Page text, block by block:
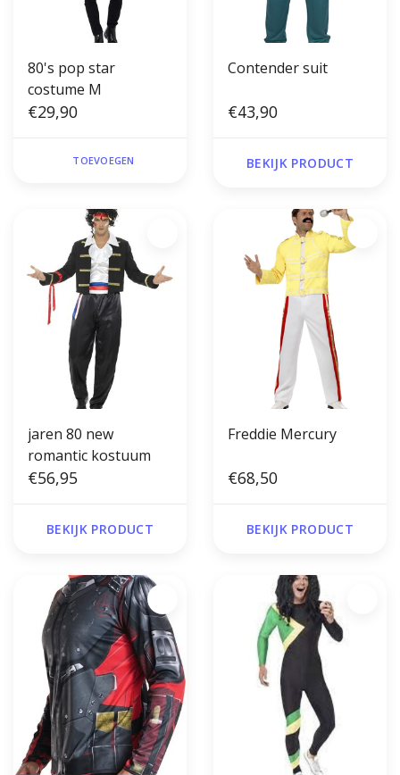
80's pop star
costume M
€29,90
TOEVOEGEN
Contender suit
€43,90
BEKIJK PRODUCT
jaren 80 new
romantic kostuum
€56,95
BEKIJK PRODUCT
Freddie Mercury
€68,50
BEKIJK PRODUCT